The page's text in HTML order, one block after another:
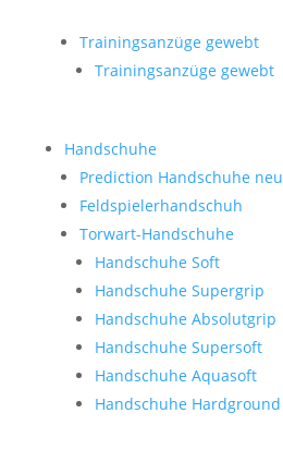
Trainingsanzüge gewebt
Trainingsanzüge gewebt
Handschuhe
Prediction Handschuhe neu
Feldspielerhandschuh
Torwart-Handschuhe
Handschuhe Soft
Handschuhe Supergrip
Handschuhe Absolutgrip
Handschuhe Supersoft
Handschuhe Aquasoft
Handschuhe Hardground